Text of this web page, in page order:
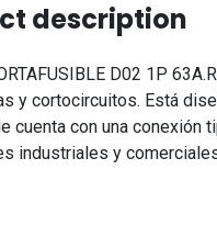
description
D02 1P
y cortocircuitos. Está
cuenta con una conexión
industriales y